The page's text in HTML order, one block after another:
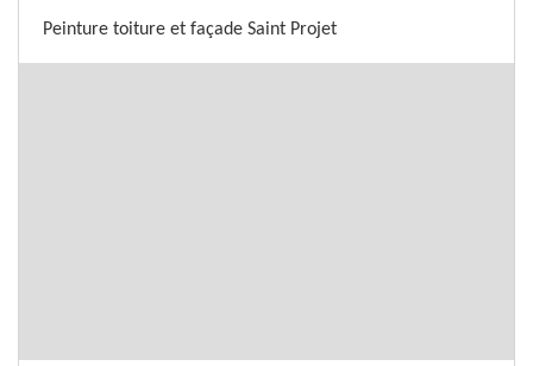
Peinture toiture et façade Saint Projet